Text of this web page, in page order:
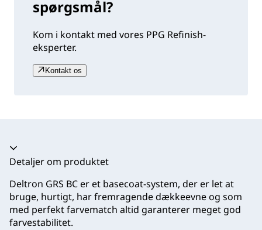
spørgsmål?
Kom i kontakt med vores PPG Refinish-
eksperter.
Kontakt os
Harmonika kollapset
Detaljer om produktet
Deltron GRS BC er et basecoat-system, der er let at
bruge, hurtigt, har fremragende dækkeevne og som
med perfekt farvematch altid garanterer meget god
farvestabilitet.